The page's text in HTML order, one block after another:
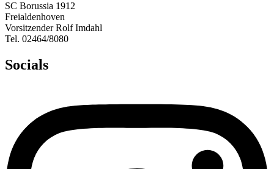
SC Borussia 1912
Freialdenhoven
Vorsitzender Rolf Imdahl
Tel. 02464/8080
Socials